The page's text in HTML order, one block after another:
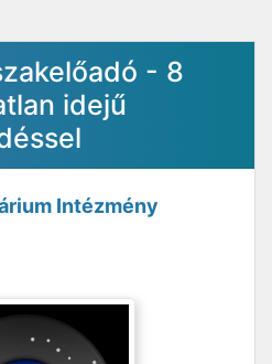
- 8
idejű
Intézmény